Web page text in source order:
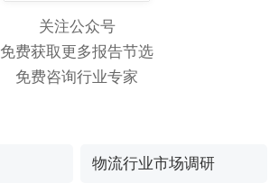
关注公众号
免费获取更多报告节选
免费咨询行业专家
物流行业市场调研